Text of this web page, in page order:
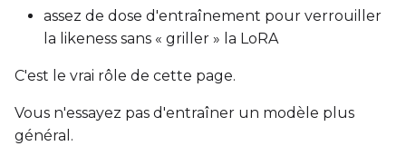
assez de dose d'entraînement pour verrouiller
la likeness sans « griller » la LoRA
C'est le vrai rôle de cette page.
Vous n'essayez pas d'entraîner un modèle plus
général.